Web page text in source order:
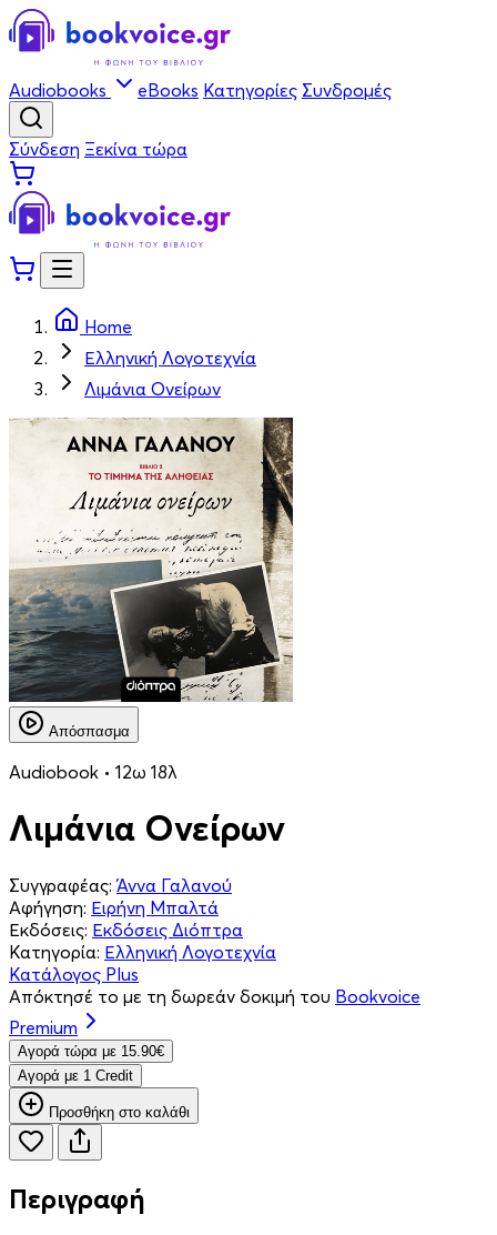
Audiobooks eBooks Κατηγορίες Συνδρομές
Σύνδεση Ξεκίνα τώρα
Home
Ελληνική Λογοτεχνία
Λιμάνια Ονείρων
Απόσπασμα
Audiobook • 12ω 18λ
Λιμάνια Ονείρων
Συγγραφέας: Άννα Γαλανού
Αφήγηση: Ειρήνη Μπαλτά
Εκδόσεις: Εκδόσεις Διόπτρα
Κατηγορία: Ελληνική Λογοτεχνία
Κατάλογος Plus
Απόκτησέ το με τη δωρεάν δοκιμή του Bookvoice
Premium
Aγορά τώρα με 15.90€
Aγορά με 1 Credit
Προσθήκη στο καλάθι
Περιγραφή